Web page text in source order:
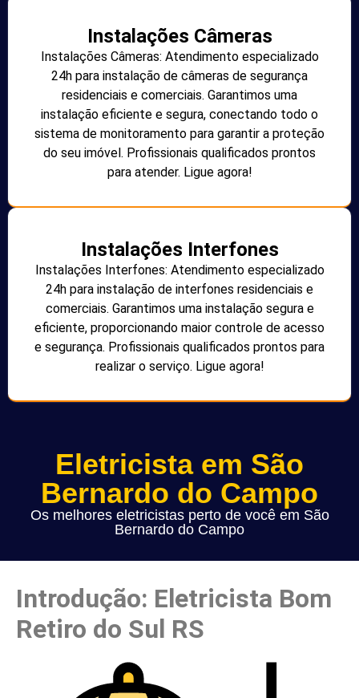
Instalações Câmeras
Instalações Câmeras: Atendimento especializado
24h para instalação de câmeras de segurança
residenciais e comerciais. Garantimos uma
instalação eficiente e segura, conectando todo o
sistema de monitoramento para garantir a proteção
do seu imóvel. Profissionais qualificados prontos
para atender. Ligue agora!
Instalações Interfones
Instalações Interfones: Atendimento especializado
24h para instalação de interfones residenciais e
comerciais. Garantimos uma instalação segura e
eficiente, proporcionando maior controle de acesso
e segurança. Profissionais qualificados prontos para
realizar o serviço. Ligue agora!
Eletricista em São
Bernardo do Campo
Os melhores eletricistas perto de você em São
Bernardo do Campo
Introdução: Eletricista Bom
Retiro do Sul RS